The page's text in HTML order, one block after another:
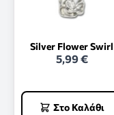
Silver Flower Swirl
5,99 €
Στο Καλάθι